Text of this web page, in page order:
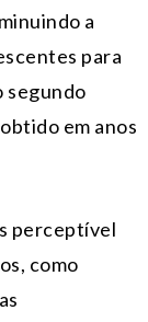
a
para
segundo
em anos
perceptível
como